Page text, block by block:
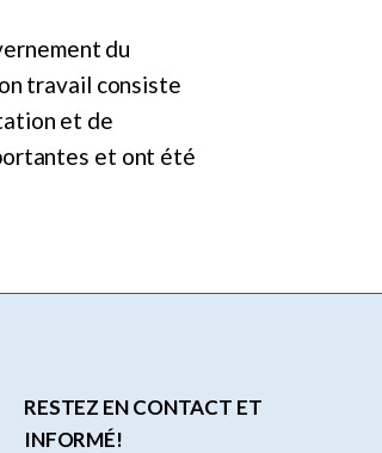
du
travail consiste
et de
et ont été
RESTEZ EN CONTACT ET
INFORMÉ!